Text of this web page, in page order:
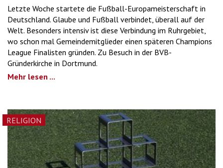
Letzte Woche startete die Fußball-Europameisterschaft in
Deutschland. Glaube und Fußball verbindet, überall auf der
Welt. Besonders intensiv ist diese Verbindung im Ruhrgebiet,
wo schon mal Gemeindemitglieder einen späteren Champions
League Finalisten gründen. Zu Besuch in der BVB-
Gründerkirche in Dortmund.
Mehr lesen ...
RELIGION